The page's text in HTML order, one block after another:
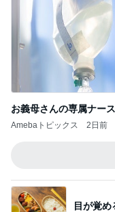
お義母さんの専属ナー
Amebaトピックス 2日前
目が覚